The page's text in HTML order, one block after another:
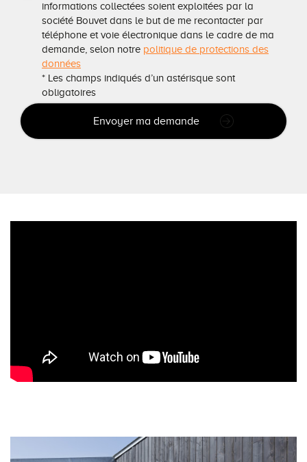
informations collectées soient exploitées par la
société Bouvet dans le but de me recontacter par
téléphone et voie électronique dans le cadre de ma
demande, selon notre politique de protections des
données
* Les champs indiqués d’un astérisque sont
obligatoires
Envoyer ma demande